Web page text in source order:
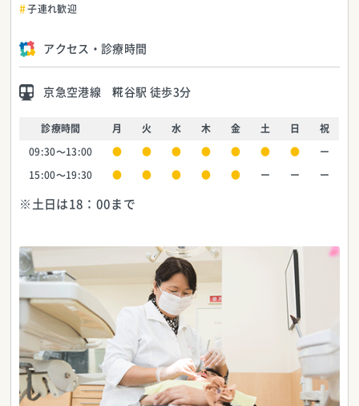
子連れ歓迎
アクセス・診療時間
京急空港線 糀谷駅 徒歩3分
診療時間 月 火 水 木 金 土 日 祝
09:30～13:00 ● ● ● ● ● ● ● ー
15:00～19:30 ● ● ● ● ● ー ー ー
※土日は18：00まで